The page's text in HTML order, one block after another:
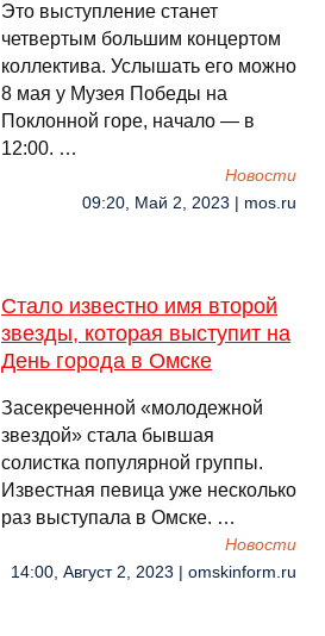
Это выступление станет
четвертым большим концертом
коллектива. Услышать его можно
8 мая у Музея Победы на
Поклонной горе, начало — в
12:00. …
Новости
09:20, Май 2, 2023 | mos.ru
Стало известно имя второй
звезды, которая выступит на
День города в Омске
Засекреченной «молодежной
звездой» стала бывшая
солистка популярной группы.
Известная певица уже несколько
раз выступала в Омске. …
Новости
14:00, Август 2, 2023 | omskinform.ru